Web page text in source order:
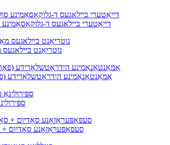
דייאַטערי ביילאגעס ד-
נוטריאַנט
אַמאַנטאַנאַמינע הידראָטשלאָרידע
סעפאָפּעראַזאָנע סאָדיום